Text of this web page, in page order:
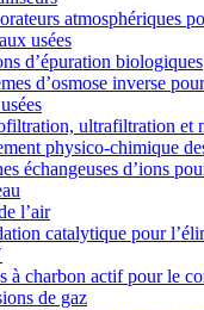
atmosphériques
usées
d’épuration biologiques
d’osmose inverse
ultrafiltration et
physico-chimique
échangeuses d’ions
l’air
catalytique pour
à charbon actif pour le
de gaz